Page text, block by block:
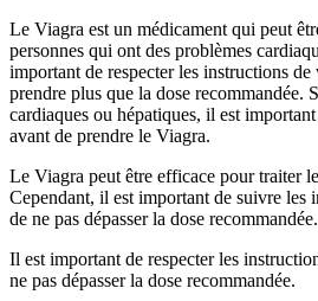
Le Viagra est un médicament qui peut
personnes qui ont des problèmes
important de respecter les instructions
prendre plus que la dose recommandée.
cardiaques ou hépatiques, il est
avant de prendre le Viagra.
Le Viagra peut être efficace pour traiter
Cependant, il est important de suivre les
de ne pas dépasser la dose recommandée.
Il est important de respecter les
ne pas dépasser la dose recommandée.